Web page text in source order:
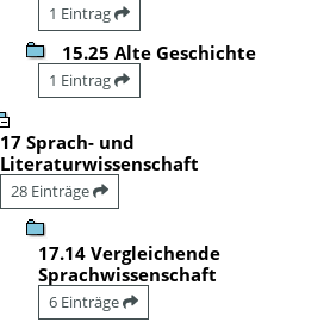
1 Eintrag
15.25 Alte Geschichte
1 Eintrag
17 Sprach- und
Literaturwissenschaft
28 Einträge
17.14 Vergleichende
Sprachwissenschaft
6 Einträge